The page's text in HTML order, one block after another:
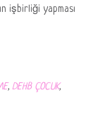
işbirliği yapması
, DEHB ÇOCUK,